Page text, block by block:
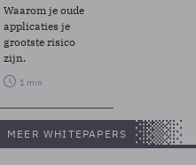
Waarom je oude
applicaties je
grootste risico
zijn.
1 min
MEER WHITEPAPERS